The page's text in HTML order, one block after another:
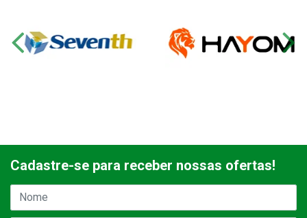
Cadastre-se para receber nossas ofertas!